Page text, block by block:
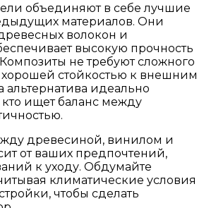
объединяют в себе лучшие
материалов. Они
волокон и
высокую прочность
не требуют сложного
хорошей стойкостью к внешним
альтернатива идеально
кто ищет баланс между
древесиной, винилом и
от ваших предпочтений,
к уходу. Обдумайте
климатические условия
чтобы сделать